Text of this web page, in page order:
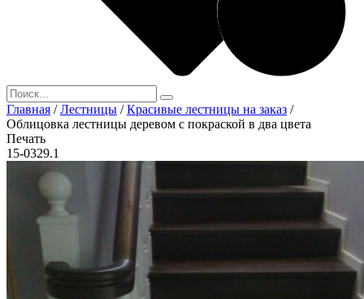
Главная /Лестницы /Красивые лестницы на заказ /
Облицовка лестницы деревом с покраской в два цвета
Печать
15-0329.1